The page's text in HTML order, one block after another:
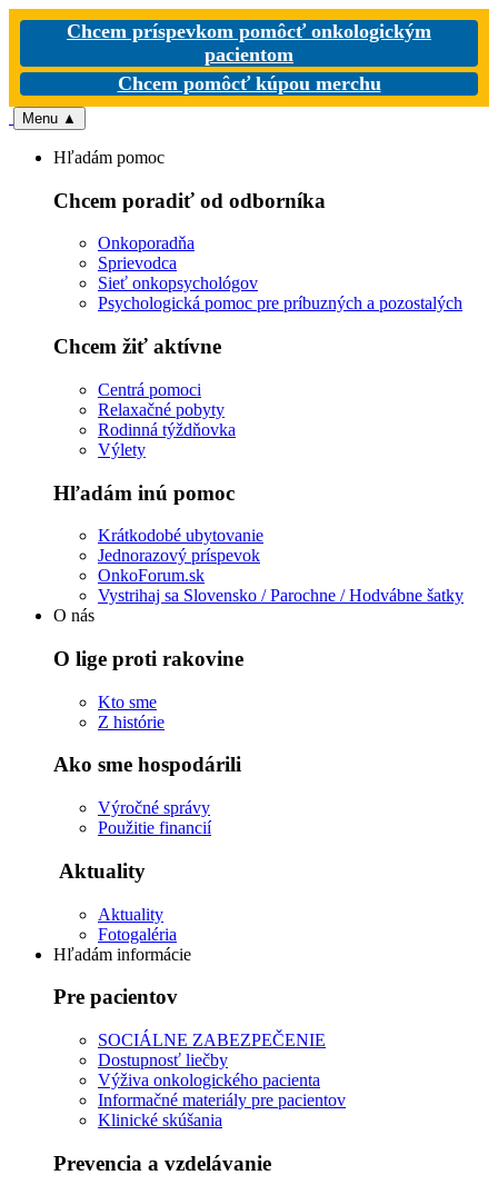
Chcem príspevkom pomôcť onkologickým
pacientom
Chcem pomôcť kúpou merchu
Menu ▲
Hľadám pomoc
Chcem poradiť od odborníka
Onkoporadňa
Sprievodca
Sieť onkopsychológov
Psychologická pomoc pre príbuzných a pozostalých
Chcem žiť aktívne
Centrá pomoci
Relaxačné pobyty
Rodinná týždňovka
Výlety
Hľadám inú pomoc
Krátkodobé ubytovanie
Jednorazový príspevok
OnkoForum.sk
Vystrihaj sa Slovensko / Parochne / Hodvábne šatky
O nás
O lige proti rakovine
Kto sme
Z histórie
Ako sme hospodárili
Výročné správy
Použitie financií
Aktuality
Aktuality
Fotogaléria
Hľadám informácie
Pre pacientov
SOCIÁLNE ZABEZPEČENIE
Dostupnosť liečby
Výživa onkologického pacienta
Informačné materiály pre pacientov
Klinické skúšania
Prevencia a vzdelávanie